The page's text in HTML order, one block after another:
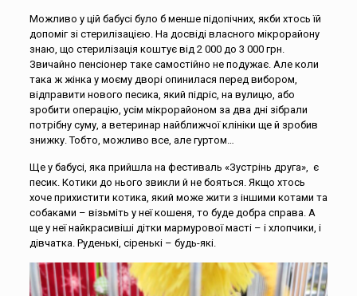
Можливо у цій бабусі було б менше підопічних, якби хтось їй
допоміг зі стерилізацією. На досвіді власного мікрорайону
знаю, що стерилізація коштує від 2 000 до 3 000 грн.
Звичайно пенсіонер таке самостійно не подужає. Але коли
така ж жінка у моєму дворі опинилася перед вибором,
відправити нового песика, який підріс, на вулицю, або
зробити операцію, усім мікрорайоном за два дні зібрали
потрібну суму, а ветеринар найближчої клініки ще й зробив
знижку. Тобто, можливо все, але гуртом…
Ще у бабусі, яка прийшла на фестиваль «Зустрінь друга», є
песик. Котики до нього звикли й не бояться. Якщо хтось
хоче прихистити котика, який може жити з іншими котами та
собаками – візьміть у неї кошеня, то буде добра справа. А
ще у неї найкрасивіші дітки мармурової масті – і хлопчики, і
дівчатка. Руденькі, сіренькі – будь-які.